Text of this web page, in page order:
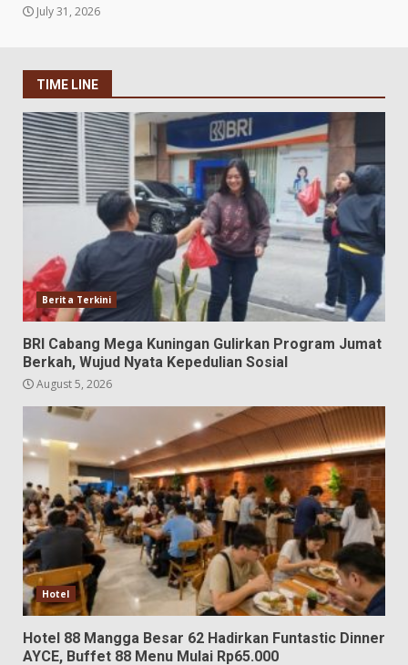
July 31, 2026
TIME LINE
Berita Terkini
BRI Cabang Mega Kuningan Gulirkan Program Jumat
Berkah, Wujud Nyata Kepedulian Sosial
August 5, 2026
Hotel
Hotel 88 Mangga Besar 62 Hadirkan Funtastic Dinner
AYCE, Buffet 88 Menu Mulai Rp65.000